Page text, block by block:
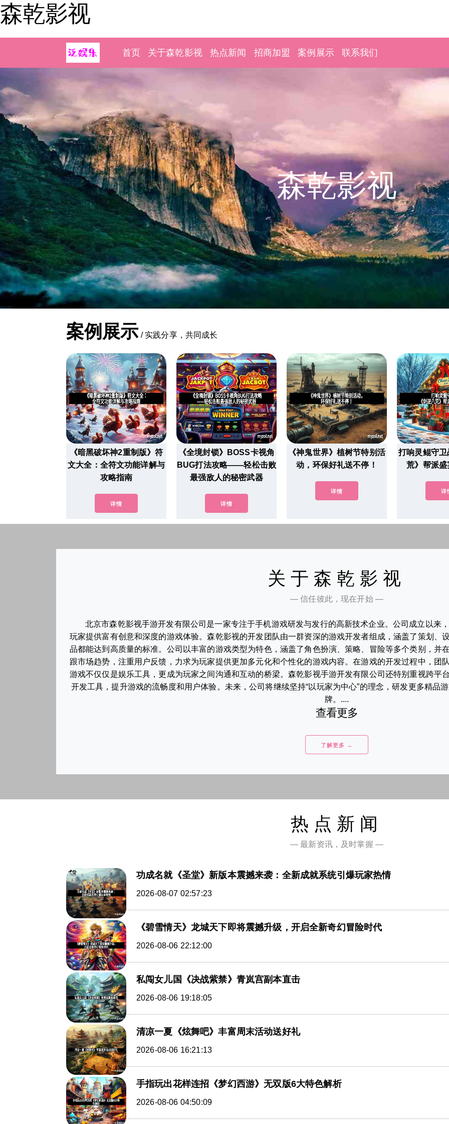
森乾影视
首页 关于森乾影视 热点新闻 招商加盟 案例展示 联系我们
森乾影视
案例展示 / 实践分享，共同成长
《暗黑破坏神2重制版》符
文大全：全符文功能详解与
攻略指南
详情
《全境封锁》BOSS卡视角
BUG打法攻略——轻松击败
最强敌人的秘密武器
详情
《神鬼世界》植树节特别活
动，环保好礼送不停！
详情
打响灵鲲守
荒》帮派
详
关于森乾影视
— 信任彼此，现在开始 —
北京市森乾影视手游开发有限公司是一家专注于手机游戏研发与发行的高新技术企业。公司成立以来
玩家提供富有创意和深度的游戏体验。森乾影视的开发团队由一群资深的游戏开发者组成，涵盖了策划、
品都能达到高质量的标准。公司以丰富的游戏类型为特色，涵盖了角色扮演、策略、冒险等多个类别，并
跟市场趋势，注重用户反馈，力求为玩家提供更加多元化和个性化的游戏内容。在游戏的开发过程中，团
游戏不仅仅是娱乐工具，更成为玩家之间沟通和互动的桥梁。森乾影视手游开发有限公司还特别重视跨平
开发工具，提升游戏的流畅度和用户体验。未来，公司将继续坚持“以玩家为中心”的理念，研发更多精品
牌。....
查看更多
了解更多 →
热点新闻
— 最新资讯，及时掌握 —
功成名就《圣堂》新版本震撼来袭：全新成就系统引爆玩家热情
2026-08-07 02:57:23
《碧雪情天》龙城天下即将震撼升级，开启全新奇幻冒险时代
2026-08-06 22:12:00
私闯女儿国《决战紫禁》青岚宫副本直击
2026-08-06 19:18:05
清凉一夏《炫舞吧》丰富周末活动送好礼
2026-08-06 16:21:13
手指玩出花样连招《梦幻西游》无双版6大特色解析
2026-08-06 04:50:09